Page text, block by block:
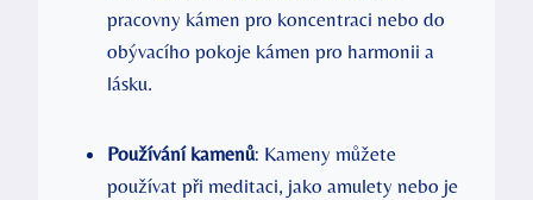
pracovny kámen pro koncentraci nebo do
obývacího pokoje kámen pro harmonii a
lásku.
Používání kamenů: Kameny můžete
používat při meditaci, jako amulety nebo je